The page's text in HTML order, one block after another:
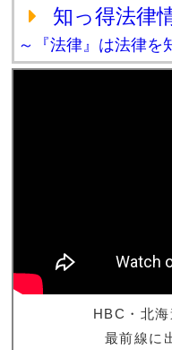
知っ得法律
～『法律』は法律を
HBC・北
最前線に